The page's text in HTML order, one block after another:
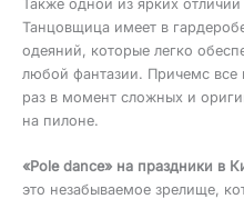
Также одной из ярких
Танцовщица имеет в
одеяний, которые легко
любой фантазии. Причемс
раз в момент сложных и
на пилоне.
«Pole dance» на праздники в
это незабываемое зрелище,